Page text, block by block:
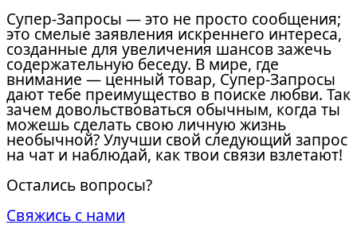
Супер-Запросы — это не просто сообщения;
это смелые заявления искреннего интереса,
созданные для увеличения шансов зажечь
содержательную беседу. В мире, где
внимание — ценный товар, Супер-Запросы
дают тебе преимущество в поиске любви. Так
зачем довольствоваться обычным, когда ты
можешь сделать свою личную жизнь
необычной? Улучши свой следующий запрос
на чат и наблюдай, как твои связи взлетают!
Остались вопросы?
Свяжись с нами